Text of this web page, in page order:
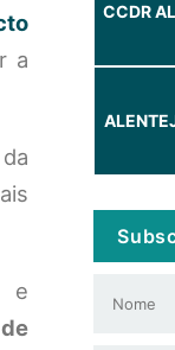
a
e
CCDR